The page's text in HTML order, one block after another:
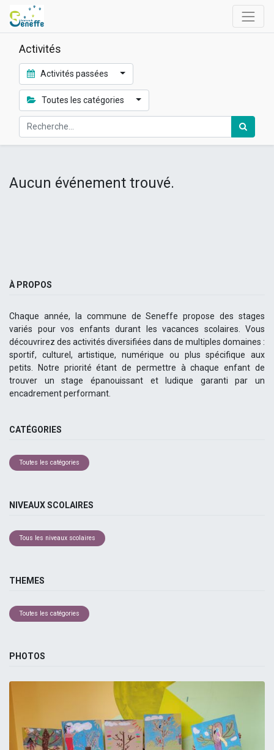
Activités
Activités passées
Toutes les catégories
Aucun événement trouvé.
À PROPOS
Chaque année, la commune de Seneffe propose des stages
variés pour vos enfants durant les vacances scolaires. Vous
découvrirez des activités diversifiées dans de multiples domaines :
sportif, culturel, artistique, numérique ou plus spécifique aux
petits. Notre priorité étant de permettre à chaque enfant de
trouver un stage épanouissant et ludique garanti par un
encadrement performant.
CATÉGORIES
Toutes les catégories
NIVEAUX SCOLAIRES
Tous les niveaux scolaires
THEMES
Toutes les catégories
PHOTOS